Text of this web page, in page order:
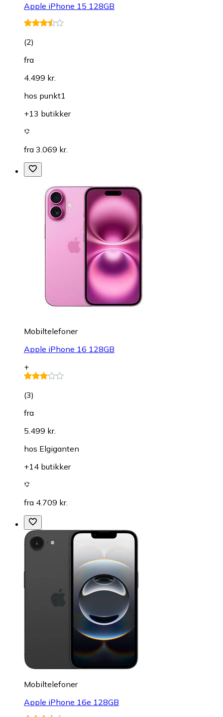
Apple iPhone 15 128GB
(2)
fra
4.499 kr.
hos punkt1
+13 butikker
fra 3.069 kr.
Mobiltelefoner
Apple iPhone 16 128GB
+
(3)
fra
5.499 kr.
hos Elgiganten
+14 butikker
fra 4.709 kr.
Mobiltelefoner
Apple iPhone 16e 128GB